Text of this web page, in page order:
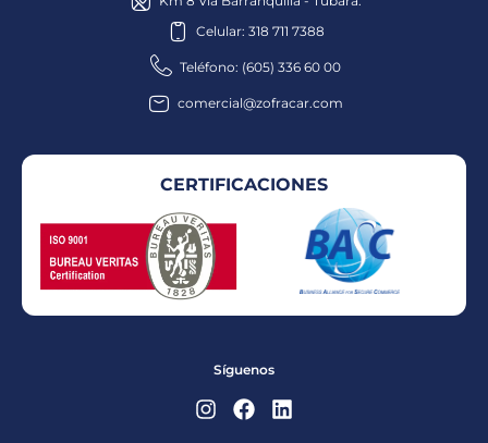
Celular: 318 711 7388
Teléfono: (605) 336 60 00
comercial@zofracar.com
CERTIFICACIONES
Síguenos